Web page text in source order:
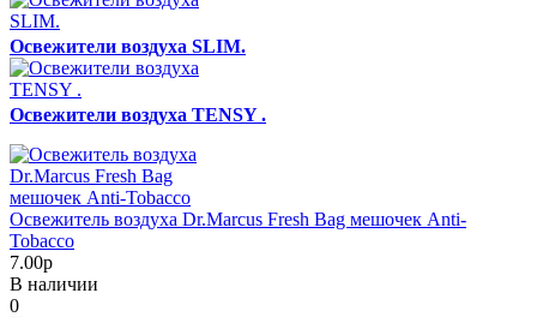
Освежители воздуха SLIM.
Освежители воздуха TENSY .
Освежитель воздуха Dr.Marcus Fresh Bag мешочек Anti-
Tobacco
7.00р
В наличии
0